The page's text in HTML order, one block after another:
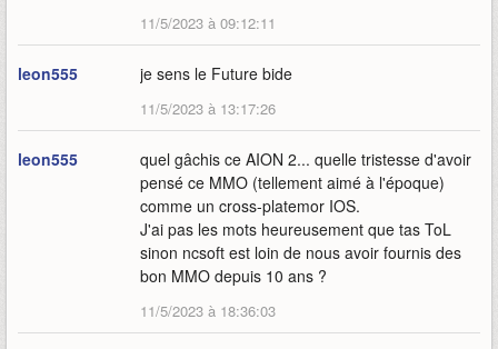
11/5/2023 à 09:12:11
leon555 je sens le Future bide
11/5/2023 à 13:17:26
leon555
quel gâchis ce AION 2... quelle tristesse d'avoir
pensé ce MMO (tellement aimé à l'époque)
comme un cross-platemor IOS.
J'ai pas les mots heureusement que tas ToL
sinon ncsoft est loin de nous avoir fournis des
bon MMO depuis 10 ans ?
11/5/2023 à 18:36:03